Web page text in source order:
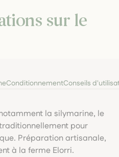
sur le
ConditionnementConseils
la silymarine, le
pour
Préparation artisanale,
à la ferme Elorri.